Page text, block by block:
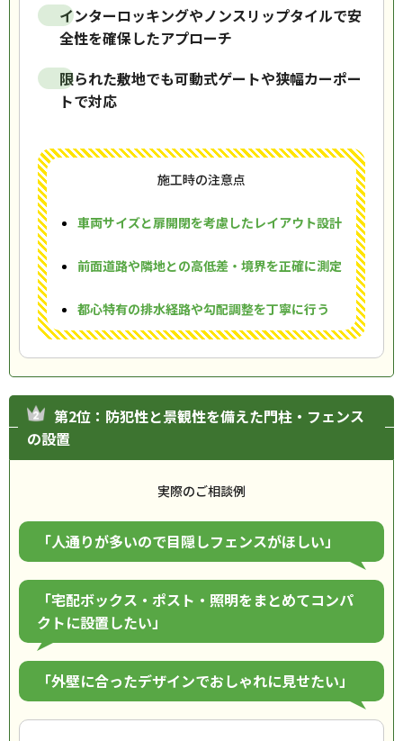
インターロッキングやノンスリップタイルで安
全性を確保したアプローチ
限られた敷地でも可動式ゲートや狭幅カーポー
トで対応
施工時の注意点
車両サイズと扉開閉を考慮したレイアウト設計
前面道路や隣地との高低差・境界を正確に測定
都心特有の排水経路や勾配調整を丁寧に行う
第2位：防犯性と景観性を備えた門柱・フェンス
の設置
実際のご相談例
「人通りが多いので目隠しフェンスがほしい」
「宅配ボックス・ポスト・照明をまとめてコンパ
クトに設置したい」
「外壁に合ったデザインでおしゃれに見せたい」